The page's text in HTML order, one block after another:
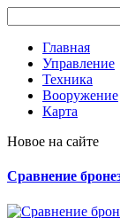
Главная
Управление
Техника
Вооружение
Карта
Новое на сайте
Сравнение